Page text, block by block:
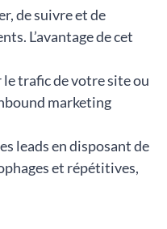
de suivre et de
L’avantage de cet
trafic de votre site ou
marketing
leads en disposant de
et répétitives,